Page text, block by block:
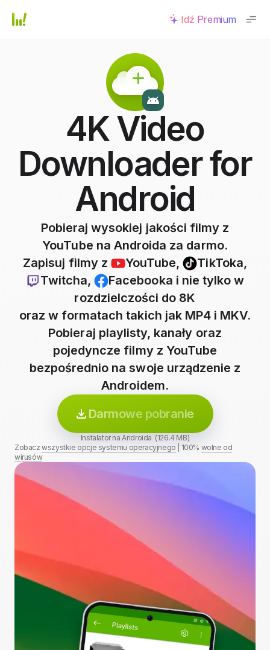
Idź Premium
4K Video
Downloader for
Android
Pobieraj wysokiej jakości filmy z
YouTube na Androida za darmo.
Zapisuj filmy z
YouTube, TikToka,
Twitcha, Facebooka i nie tylko w
rozdzielczości do 8K
oraz w formatach takich jak MP4 i MKV.
Pobieraj playlisty, kanały oraz
pojedyncze filmy z YouTube
bezpośrednio na swoje urządzenie z
Androidem.
Darmowe pobranie
Instalator na Androida (126.4 MB)
Zobaczwszystkie opcje systemu operacyjnego 100% wolne od
wirusów